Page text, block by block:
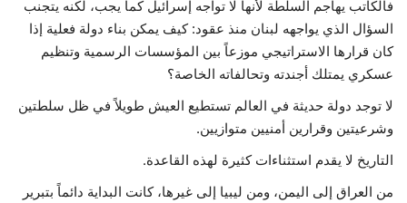
فالكاتب يهاجم السلطة لأنها لا تواجه إسرائيل كما يجب، لكنه يتجنب
السؤال الذي يواجهه لبنان منذ عقود: كيف يمكن بناء دولة فعلية إذا
كان قرارها الاستراتيجي موزعاً بين المؤسسات الرسمية وتنظيم
عسكري يمتلك أجندته وتحالفاته الخاصة؟
لا توجد دولة حديثة في العالم تستطيع العيش طويلاً في ظل سلطتين
وشرعيتين وقرارين أمنيين متوازيين.
التاريخ لا يقدم استثناءات كثيرة لهذه القاعدة.
من العراق إلى اليمن، ومن ليبيا إلى غيرها، كانت البداية دائماً بتبرير